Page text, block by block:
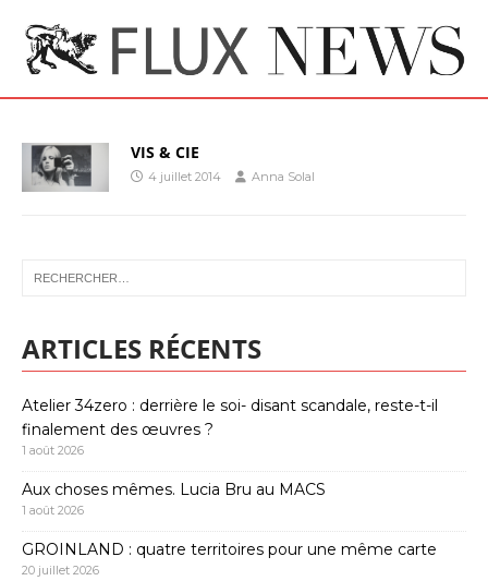
VIS & CIE
4 juillet 2014 Anna Solal
ARTICLES RÉCENTS
Atelier 34zero : derrière le soi- disant scandale, reste-t-il
finalement des œuvres ?
1 août 2026
Aux choses mêmes. Lucia Bru au MACS
1 août 2026
GROINLAND : quatre territoires pour une même carte
20 juillet 2026